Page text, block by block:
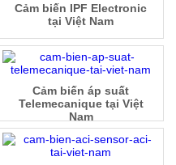
Cảm biến IPF Electronic
tại Việt Nam
Cảm biến áp suất
Telemecanique tại Việt
Nam